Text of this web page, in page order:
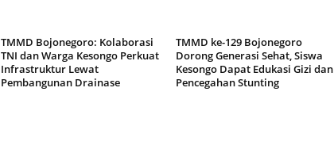
TMMD Bojonegoro: Kolaborasi
TNI dan Warga Kesongo Perkuat
Infrastruktur Lewat
Pembangunan Drainase
TMMD ke-129 Bojonegoro
Dorong Generasi Sehat, Siswa
Kesongo Dapat Edukasi Gizi dan
Pencegahan Stunting